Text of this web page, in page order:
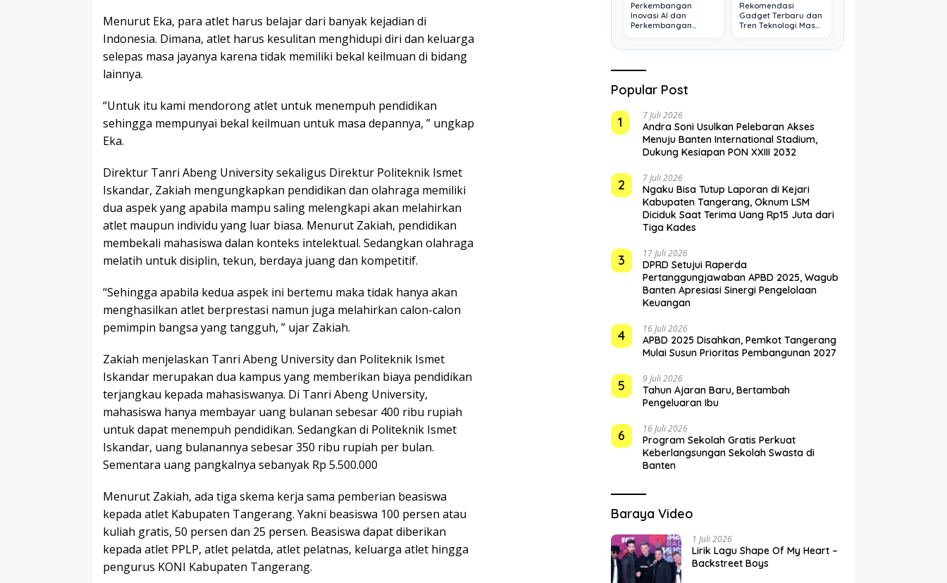
Menurut Eka, para atlet harus belajar dari banyak kejadian di
Indonesia. Dimana, atlet harus kesulitan menghidupi diri dan keluarga
selepas masa jayanya karena tidak memiliki bekal keilmuan di bidang
lainnya.
“Untuk itu kami mendorong atlet untuk menempuh pendidikan
sehingga mempunyai bekal keilmuan untuk masa depannya, ” ungkap
Eka.
Direktur Tanri Abeng University sekaligus Direktur Politeknik Ismet
Iskandar, Zakiah mengungkapkan pendidikan dan olahraga memiliki
dua aspek yang apabila mampu saling melengkapi akan melahirkan
atlet maupun individu yang luar biasa. Menurut Zakiah, pendidikan
membekali mahasiswa dalan konteks intelektual. Sedangkan olahraga
melatih untuk disiplin, tekun, berdaya juang dan kompetitif.
“Sehingga apabila kedua aspek ini bertemu maka tidak hanya akan
menghasilkan atlet berprestasi namun juga melahirkan calon-calon
pemimpin bangsa yang tangguh, ” ujar Zakiah.
Zakiah menjelaskan Tanri Abeng University dan Politeknik Ismet
Iskandar merupakan dua kampus yang memberikan biaya pendidikan
terjangkau kepada mahasiswanya. Di Tanri Abeng University,
mahasiswa hanya membayar uang bulanan sebesar 400 ribu rupiah
untuk dapat menempuh pendidikan. Sedangkan di Politeknik Ismet
Iskandar, uang bulanannya sebesar 350 ribu rupiah per bulan.
Sementara uang pangkalnya sebanyak Rp 5.500.000
Menurut Zakiah, ada tiga skema kerja sama pemberian beasiswa
kepada atlet Kabupaten Tangerang. Yakni beasiswa 100 persen atau
kuliah gratis, 50 persen dan 25 persen. Beasiswa dapat diberikan
kepada atlet PPLP, atlet pelatda, atlet pelatnas, keluarga atlet hingga
pengurus KONI Kabupaten Tangerang.
Perkembangan
Inovasi AI dan
Perkembangan
Rekomendasi
Gadget Terbaru dan
Tren Teknologi Masa
Popular Post
1
7 Juli 2026
Andra Soni Usulkan Pelebaran Akses
Menuju Banten International Stadium,
Dukung Kesiapan PON XXIII 2032
2 7 Juli 2026
Ngaku Bisa Tutup Laporan di Kejari
Kabupaten Tangerang, Oknum LSM
Diciduk Saat Terima Uang Rp15 Juta dari
Tiga Kades
3 17 Juli 2026
DPRD Setujui Raperda
Pertanggungjawaban APBD 2025, Wagub
Banten Apresiasi Sinergi Pengelolaan
Keuangan
4 16 Juli 2026
APBD 2025 Disahkan, Pemkot Tangerang
Mulai Susun Prioritas Pembangunan 2027
5 9 Juli 2026
Tahun Ajaran Baru, Bertambah
Pengeluaran Ibu
6 16 Juli 2026
Program Sekolah Gratis Perkuat
Keberlangsungan Sekolah Swasta di
Banten
Baraya Video
1 Juli 2026
Lirik Lagu Shape Of My Heart –
Backstreet Boys